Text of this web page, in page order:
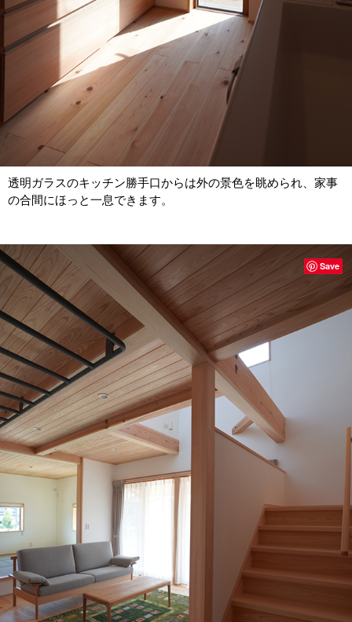
透明ガラスのキッチン勝手口からは外の景色を眺められ、家事
の合間にほっと一息できます。
Save